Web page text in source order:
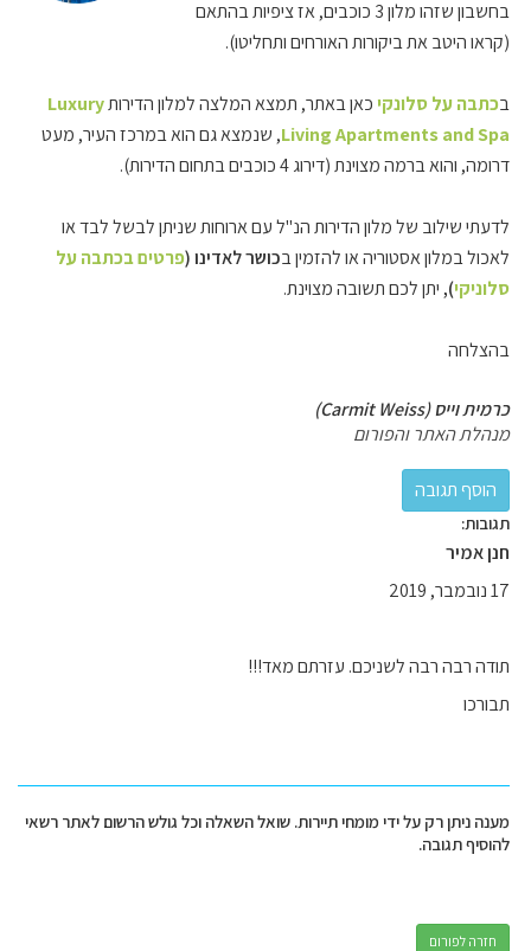
בחשבון שזהו מלון 3 כוכבים, אז ציפיות בהתאם
(קראו היטב את ביקורות האורחים ותחליטו).
בכתבה על סלונקי כאן באתר, תמצא המלצה למלון הדירותLuxury
Living Apartments and Spa, שנמצא גם הוא במרכז העיר, מעט
דרומה, והוא ברמה מצוינת (דירוג 4 כוכבים בתחום הדירות).
לדעתי שילוב של מלון הדירות הנ"ל עם ארוחות שניתן לבשל לבד או
לאכול במלון אסטוריה או להזמין בכושר לאדינו (פרטים בכתבה על
סלוניקי), יתן לכם תשובה מצוינת.
בהצלחה
כרמית וייס (Carmit Weiss)
מנהלת האתר והפורום
תגובות:
חנן אמיר
17 נובמבר, 2019
תודה רבה רבה לשניכם. עזרתם מאד!!!
תבורכו
מענה ניתן רק על ידי מומחי תיירות. שואל השאלה וכל גולש הרשום לאתר רשאי
להוסיף תגובה.
חזרה לפורום